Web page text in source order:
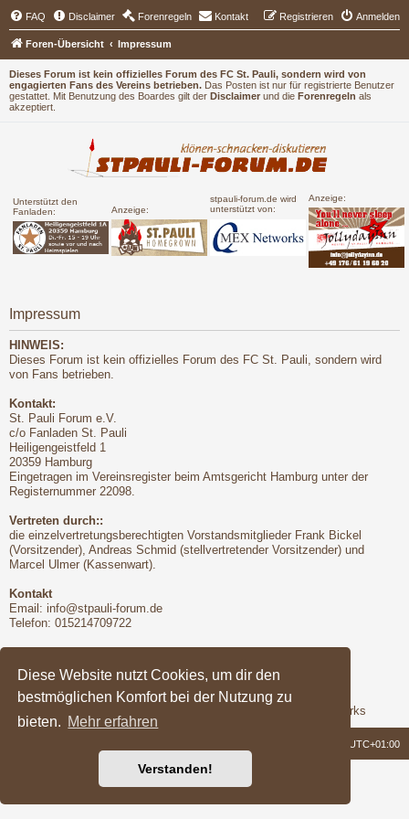
Diese Website nutzt Cookies, um dir den
bestmöglichen Komfort bei der Nutzung zu
bieten. Mehr erfahren
Verstanden!
Dieses Forum ist kein offizielles Forum des FC St. Pauli, sondern wird von
engagierten Fans des Vereins betrieben. Das Posten ist nur für registrierte Benutzer
gestattet. Mit Benutzung des Boardes gilt der Disclaimer und die Forenregeln als
akzeptiert.
Unterstützt den
Fanladen:
Anzeige:
stpauli-forum.de wird
unterstützt von:
Anzeige:
FAQ Disclaimer Forenregeln Kontakt Anmelden
Registrieren
Foren-Übersicht Impressum
Impressum
HINWEIS:
Dieses Forum ist kein offizielles Forum des FC St. Pauli, sondern wird
von Fans betrieben.
Kontakt:
St. Pauli Forum e.V.
c/o Fanladen St. Pauli
Heiligengeistfeld 1
20359 Hamburg
Eingetragen im Vereinsregister beim Amtsgericht Hamburg unter der
Registernummer 22098.
Vertreten durch::
die einzelvertretungsberechtigten Vorstandsmitglieder Frank Bickel
(Vorsitzender), Andreas Schmid (stellvertretender Vorsitzender) und
Marcel Ulmer (Kassenwart).
Kontakt
Email: info@stpauli-forum.de
Telefon: 015214709722
Hinsichtlich der Nutzungsbedingungen gilt unser Disclaimer
Support
Das Forum wird freundlicherweise unterstützt von Q-MEX Networks
UTC+01:00
Powered byphpBB® Forum Software © phpBB Limited